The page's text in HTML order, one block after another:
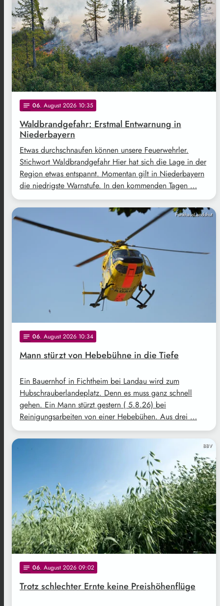
notes 06. August 2026 10:35
Waldbrandgefahr: Erstmal Entwarnung in
Niederbayern
Etwas durchschnaufen können unsere Feuerwehrler.
Stichwort Waldbrandgefahr Hier hat sich die Lage in der
Region etwas entspannt. Momentan gilt in Niederbayern
die niedrigste Warnstufe. In den kommenden Tagen …
FunkhausLandshut
notes 06. August 2026 10:34
Mann stürzt von Hebebühne in die Tiefe
Ein Bauernhof in Fichtheim bei Landau wird zum
Hubschrauberlandeplatz. Denn es muss ganz schnell
gehen. Ein Mann stürzt gestern ( 5.8.26) bei
Reinigungsarbeiten von einer Hebebühen. Aus drei …
BBV
notes 06. August 2026 09:02
Trotz schlechter Ernte keine Preishöhenflüge